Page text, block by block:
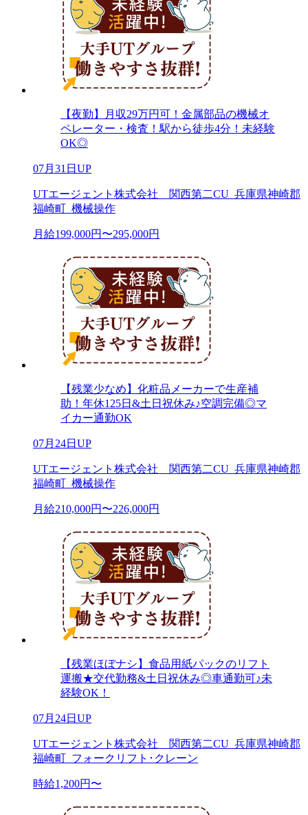
【夜勤】月収29万円可！金属部品の機械オ
ペレーター・検査！駅から徒歩4分！未経験
OK◎
07月31日UP
UTエージェント株式会社 関西第二CU_兵庫県神崎郡
福崎町_機械操作
月給199,000円〜295,000円
【残業少なめ】化粧品メーカーで生産補
助！年休125日&土日祝休み♪空調完備◎マ
イカー通勤OK
07月24日UP
UTエージェント株式会社 関西第二CU_兵庫県神崎郡
福崎町_機械操作
月給210,000円〜226,000円
【残業ほぼナシ】食品用紙パックのリフト
運搬★交代勤務&土日祝休み◎車通勤可♪未
経験OK！
07月24日UP
UTエージェント株式会社 関西第二CU_兵庫県神崎郡
福崎町_フォークリフト･クレーン
時給1,200円〜